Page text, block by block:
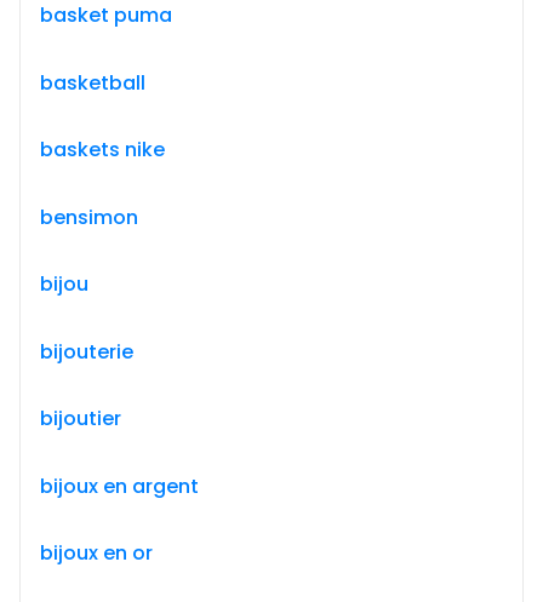
basket puma
basketball
baskets nike
bensimon
bijou
bijouterie
bijoutier
bijoux en argent
bijoux en or